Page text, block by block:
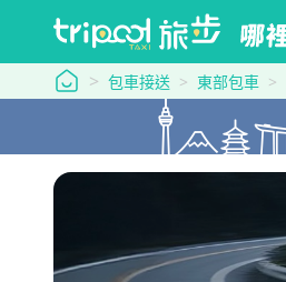
tripool 旅步
包車接送 東部包車